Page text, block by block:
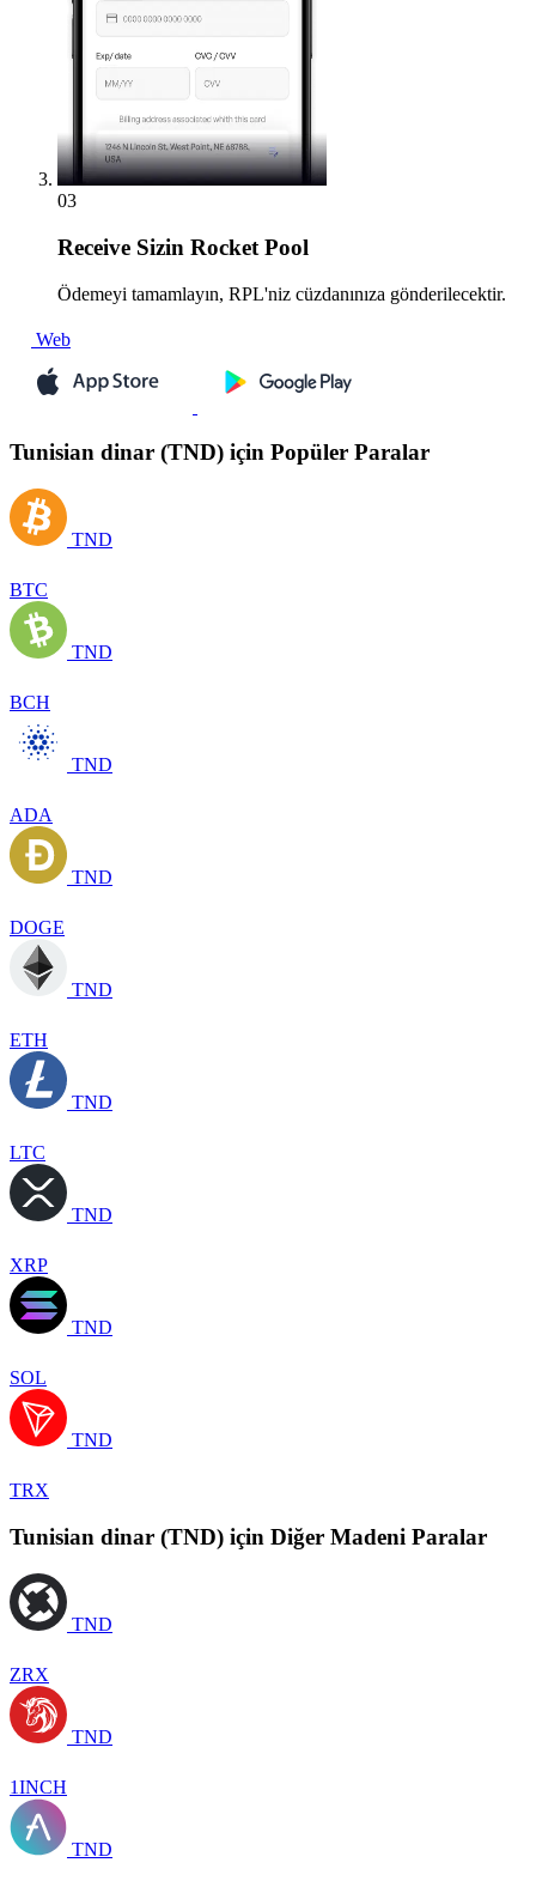
03
Receive Sizin Rocket Pool
Ödemeyi tamamlayın, RPL'niz cüzdanınıza gönderilecektir.
Web
Tunisian dinar (TND) için Popüler Paralar
TND
BTC
TND
BCH
TND
ADA
TND
DOGE
TND
ETH
TND
LTC
TND
XRP
TND
SOL
TND
TRX
Tunisian dinar (TND) için Diğer Madeni Paralar
TND
ZRX
TND
1INCH
TND